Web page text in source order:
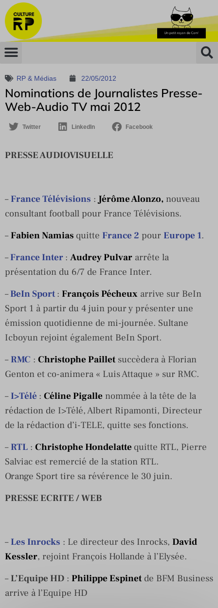
RP & Médias 22/05/2012
Nominations de Journalistes Presse-
Web-Audio TV mai 2012
Twitter LinkedIn Facebook
PRESSE AUDIOVISUELLE
–France Télévisions : Jérôme Alonzo, nouveau
consultant football pour France Télévisions.
–Fabien Namias quitte France 2 pour Europe 1.
–France Inter : Audrey Pulvar arrête la
présentation du 6/7 de France Inter.
–BeIn Sport : François Pécheux arrive sur BeIn
Sport 1 à partir du 4 juin pour y présenter une
émission quotidienne de mi-journée. Sultane
Icboyun rejoint également BeIn Sport.
–RMC : Christophe Pailletsuccèdera à Florian
Genton et co-animera « Luis Attaque » sur RMC.
–I>Télé : Céline Pigalle nommée à la tête de la
rédaction de I>Télé, Albert Ripamonti, Directeur
de la rédaction d’i-TELE, quitte ses fonctions.
–RTL : Christophe Hondelatte quitte RTL, Pierre
Salviac est remercié de la station RTL.
Orange Sport tire sa révérence le 30 juin.
PRESSE ECRITE / WEB
–Les Inrocks : Le directeur des Inrocks, David
Kessler, rejoint François Hollande à l’Elysée.
–L’Equipe HD : Philippe Espinet de BFM Business
arrive à l’Equipe HD